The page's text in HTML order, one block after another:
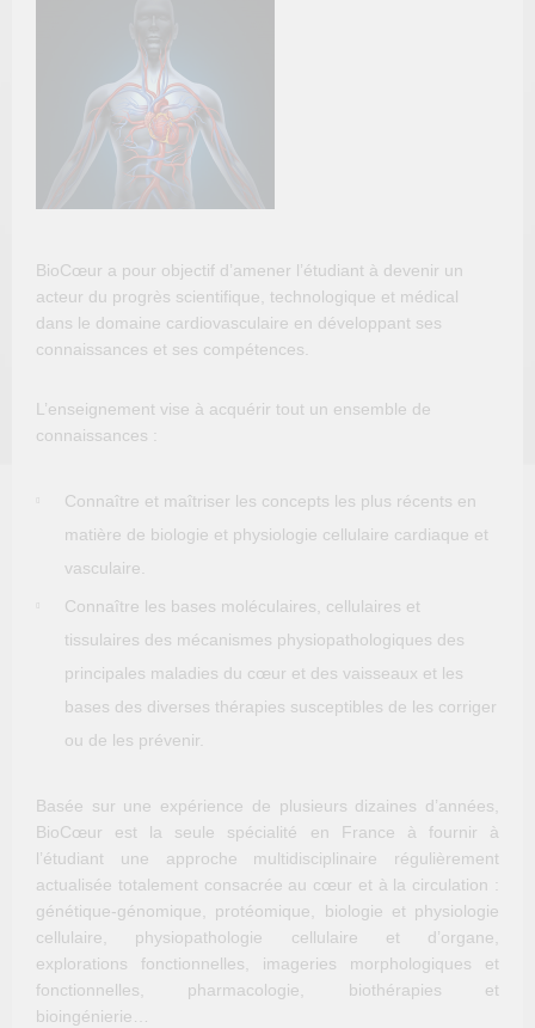
BioCœur a pour objectif d’amener l’étudiant à devenir un
acteur du progrès scientifique, technologique et médical
dans le domaine cardiovasculaire en développant ses
connaissances et ses compétences.
L’enseignement vise à acquérir tout un ensemble de
connaissances :
Connaître et maîtriser les concepts les plus récents en
matière de biologie et physiologie cellulaire cardiaque et
vasculaire.
Connaître les bases moléculaires, cellulaires et
tissulaires des mécanismes physiopathologiques des
principales maladies du cœur et des vaisseaux et les
bases des diverses thérapies susceptibles de les corriger
ou de les prévenir.
Basée sur une expérience de plusieurs dizaines d’années,
BioCœur est la seule spécialité en France à fournir à
l’étudiant une approche multidisciplinaire régulièrement
actualisée totalement consacrée au cœur et à la circulation :
génétique-génomique, protéomique, biologie et physiologie
cellulaire, physiopathologie cellulaire et d’organe,
explorations fonctionnelles, imageries morphologiques et
fonctionnelles, pharmacologie, biothérapies et
bioingénierie…